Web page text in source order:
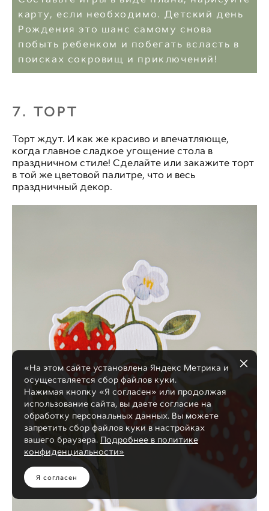
карту, если необходимо. Детский день
Рождения это шанс самому снова
побыть ребенком и побегать всласть в
поисках сокровищ и приключений!
7. ТОРТ
Торт ждут. И как же красиво и впечатляюще,
когда главное сладкое угощение стола в
праздничном стиле! Сделайте или закажите торт
в той же цветовой палитре, что и весь
праздничный декор.
«На этом сайте установлена Яндекс Метрика и
осуществляется сбор файлов куки.
Нажимая кнопку «Я согласен» или продолжая
использование сайта, вы даете согласие на
обработку персональных данных. Вы можете
запретить сбор файлов куки в настройках
вашего браузера. Подробнее в политике
конфиденциальности»
Я согласен